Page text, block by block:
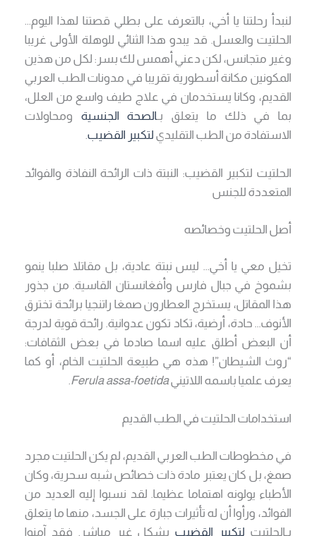
لنبدأ رحلتنا يا أخي، بالتعرف على بطلي قصتنا لهذا اليوم…
الحلتيت والعسل. قد يبدو هذا الثنائي للوهلة الأولى غريبا
وغير متجانس، لكن دعني أهمس لك بسر: لكل من هذين
المكونين مكانة أسطورية تقريبا في مدونات الطب العربي
القديم، وكانا يستخدمان في علاج طيف واسع من العلل،
بما في ذلك ما يتعلق بـالصحة الجنسية ومحاولات
الاستفادة من الطب التقليديلتكبير القضيب.
الحلتيت لتكبير القضيب: النبتة ذات الرائحة النفاذة والفوائد
المتعددة للجنس
أصل الحلتيت وخصائصه
تخيل معي يا أخي… ليس نبتة عادية، بل مقاتلا صلبا ينمو
بشموخ في جبال فارس وأفغانستان القاسية. من جذور
هذا المقاتل، يستخرج العطارون صمغا راتنجيا برائحة تخترق
الأنوف… حادة، أرضية، تكاد تكون عدوانية. رائحة قوية لدرجة
أن البعض أطلق عليه اسما صادما في بعض الثقافات:
“روث الشيطان”! هذه هي طبيعة الحلتيت الخام، أو كما
يعرف علميا باسمه اللاتينيFerula assa-foetida
.
استخدامات الحلتيت في الطب القديم
في مخطوطات الطب العربي القديم، لم يكن الحلتيت مجرد
صمغ، بل كان يعتبر مادة ذات خصائص شبه سحرية، وكان
الأطباء يولونه اهتماما عظيما. لقد نسبوا إليه العديد من
الفوائد، ورأوا أن له تأثيرات جبارة على الجسد، منها ما يتعلق
بـالحلتيت لتكبير القضيببشكل غير مباشر. فقد آمنوا